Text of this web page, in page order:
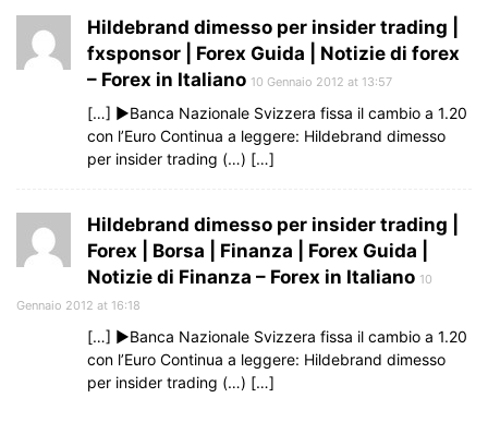
Hildebrand dimesso per insider trading |
fxsponsor | Forex Guida | Notizie di forex
– Forex in Italiano 10 Gennaio 2012 at 13:57
[…] ►Banca Nazionale Svizzera fissa il cambio a 1.20
con l’Euro Continua a leggere: Hildebrand dimesso
per insider trading (…) […]
Hildebrand dimesso per insider trading |
Forex | Borsa | Finanza | Forex Guida |
Notizie di Finanza – Forex in Italiano 10
Gennaio 2012 at 16:18
[…] ►Banca Nazionale Svizzera fissa il cambio a 1.20
con l’Euro Continua a leggere: Hildebrand dimesso
per insider trading (…) […]